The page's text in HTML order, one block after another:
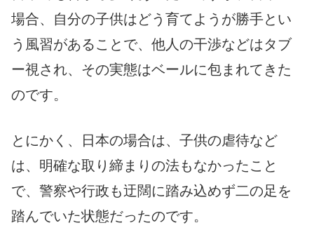
場合、自分の子供はどう育てようが勝手とい
う風習があることで、他人の干渉などはタブ
ー視され、その実態はベールに包まれてきた
のです。
とにかく、日本の場合は、子供の虐待など
は、明確な取り締まりの法もなかったこと
で、警察や行政も迂闊に踏み込めず二の足を
踏んでいた状態だったのです。